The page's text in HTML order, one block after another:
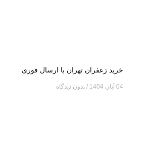
خرید زعفران تهران با ارسال فوری
04 آبان 1404 بدون دیدگاه